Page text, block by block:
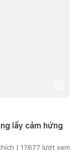
lấy cảm hứng
| 17.677 lượt xem